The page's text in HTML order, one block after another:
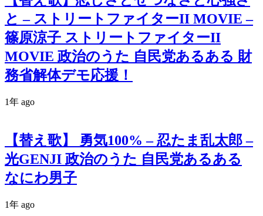
と – ストリートファイターII MOVIE –
篠原涼子 ストリートファイターII
MOVIE 政治のうた 自民党あるある 財
務省解体デモ応援！
1年 ago
【替え歌】 勇気100% – 忍たま乱太郎 –
光GENJI 政治のうた 自民党あるある
なにわ男子
1年 ago